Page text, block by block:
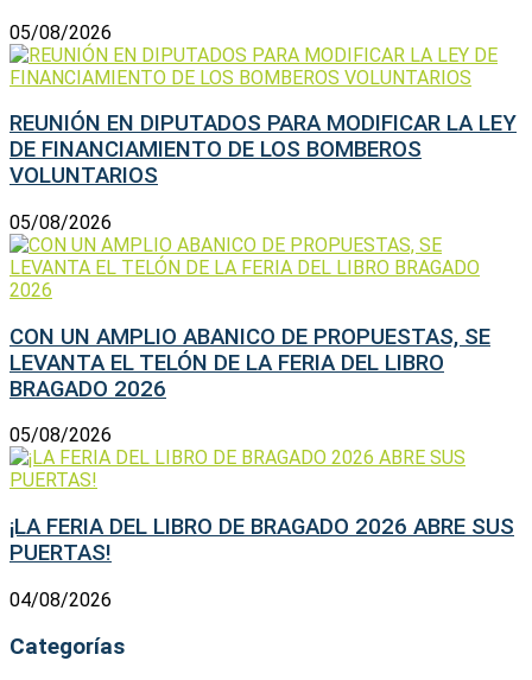
05/08/2026
REUNIÓN EN DIPUTADOS PARA MODIFICAR LA LEY
DE FINANCIAMIENTO DE LOS BOMBEROS
VOLUNTARIOS
05/08/2026
CON UN AMPLIO ABANICO DE PROPUESTAS, SE
LEVANTA EL TELÓN DE LA FERIA DEL LIBRO
BRAGADO 2026
05/08/2026
¡LA FERIA DEL LIBRO DE BRAGADO 2026 ABRE SUS
PUERTAS!
04/08/2026
Categorías